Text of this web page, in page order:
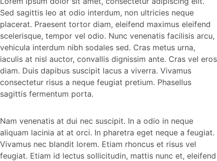
Sed sagittis leo at odio interdum, non ultricies neque
placerat. Praesent tortor diam, eleifend maximus eleifend
scelerisque, tempor vel odio. Nunc venenatis facilisis arcu,
vehicula interdum nibh sodales sed. Cras metus urna,
iaculis at nisl auctor, convallis dignissim ante. Cras vel eros
diam. Duis dapibus suscipit lacus a viverra. Vivamus
consectetur risus a neque feugiat pretium. Phasellus
sagittis fermentum porta.
Nam venenatis at dui nec suscipit. In a odio in neque
aliquam lacinia at at orci. In pharetra eget neque a feugiat.
Vivamus nec blandit lorem. Etiam rhoncus et risus vel
feugiat. Etiam id lectus sollicitudin, mattis nunc et, eleifend